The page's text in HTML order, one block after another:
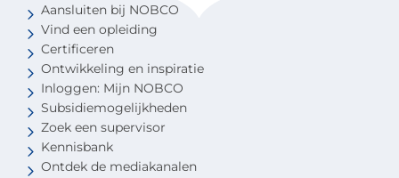
Aansluiten bij NOBCO
Vind een opleiding
Certificeren
Ontwikkeling en inspiratie
Inloggen: Mijn NOBCO
Subsidiemogelijkheden
Zoek een supervisor
Kennisbank
Ontdek de mediakanalen